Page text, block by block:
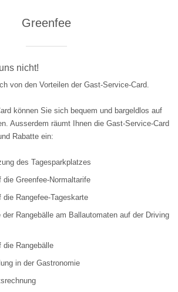
Greenfee
nicht!
von den Vorteilen der Gast-Service-Card.
können Sie sich bequem und bargeldlos auf
Ausserdem räumt Ihnen die Gast-Service-Card
Rabatte ein:
des Tagesparkplatzes
die Greenfee-Normaltarife
die Rangefee-Tageskarte
der Rangebälle am Ballautomaten auf der Driving
die Rangebälle
in der Gastronomie